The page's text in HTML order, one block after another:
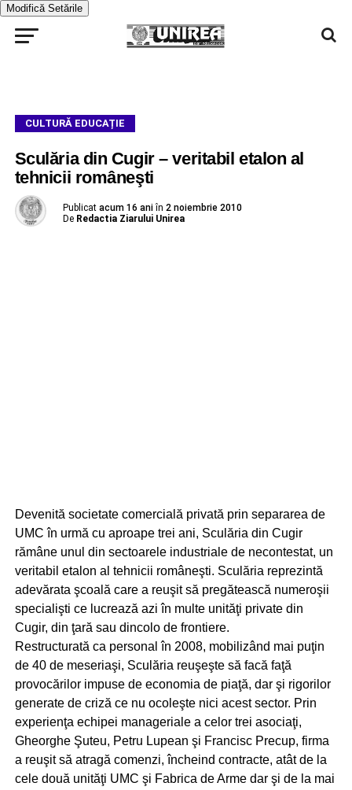
Modifică Setările
CULTURĂ EDUCAȚIE
Sculăria din Cugir – veritabil etalon al
tehnicii româneşti
Publicat acum 16 ani în 2 noiembrie 2010
De Redactia Ziarului Unirea
Devenită societate comercială privată prin separarea de
UMC în urmă cu aproape trei ani, Sculăria din Cugir
rămâne unul din sectoarele industriale de necontestat, un
veritabil etalon al tehnicii româneşti. Sculăria reprezintă
adevărata şcoală care a reuşit să pregătească numeroşii
specialişti ce lucrează azi în multe unităţi private din
Cugir, din ţară sau dincolo de frontiere.
Restructurată ca personal în 2008, mobilizând mai puţin
de 40 de meseriaşi, Sculăria reuşeşte să facă faţă
provocărilor impuse de economia de piaţă, dar şi rigorilor
generate de criză ce nu ocoleşte nici acest sector. Prin
experienţa echipei manageriale a celor trei asociaţi,
Gheorghe Şuteu, Petru Lupean şi Francisc Precup, firma
a reuşit să atragă comenzi, încheind contracte, atât de la
cele două unităţi UMC şi Fabrica de Arme dar şi de la mai